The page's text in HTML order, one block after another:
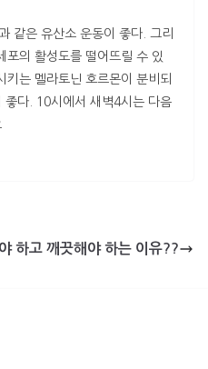
같은 유산소 운동이 좋다. 그리
포의 활성도를 떨어뜨릴 수 있
키는 멜라토닌 호르몬이 분비되
좋다. 10시에서 새벽4시는 다음
하고 깨끗해야 하는 이유??